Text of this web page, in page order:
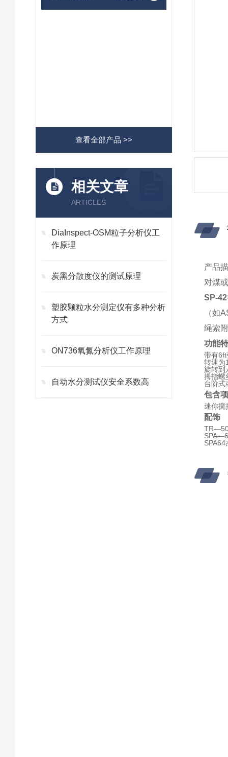
查看全部产品 >>
相关文章
ARTICLES
DiaInspect-OSM粒子分析仪工
作原理
炭黑分散度仪的测试原理
塑胶颗粒水分测定仪有多种分析
方式
ON736氧氮分析仪工作原理
自动水分测试仪安全系数高
产品
对煤
SP-
（如
绳索
功能
带有
转速为
旋转到
拇指螺
台阶式
包含
迷你搅
配饰